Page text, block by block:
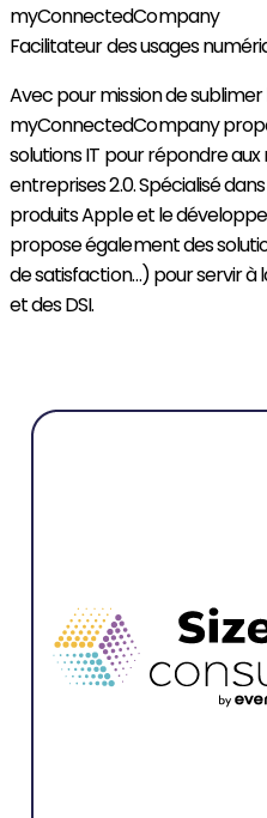
myConnectedCompany
Facilitateur des usages
Avec pour mission de sublimer
myConnectedCompany
solutions IT pour répondre
entreprises 2.0. Spécialisé
produits Apple et le
propose également des
de satisfaction…) pour servir à
et des DSI.